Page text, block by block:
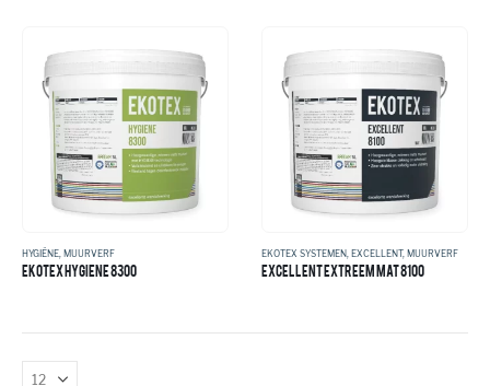
HYGIËNE MUURVERF
EKOTEX HYGIENE 8300
EKOTEX SYSTEMEN EXCELLENT, MUURVERF
EXCELLENT EXTREEM MAT 8100